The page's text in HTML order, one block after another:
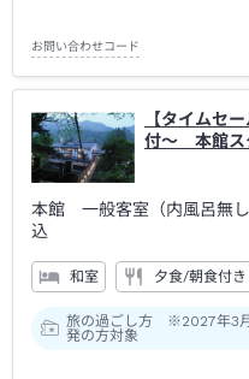
お問い合わせコード
【タイムセ
付～ 本館ス
本館 一般客室（内風呂無
込
和室 夕食/朝食付き
旅の過ごし方 ※2027年3月
発の方対象